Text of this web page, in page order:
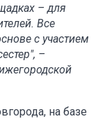
– для
Все
с участием
–
на базе